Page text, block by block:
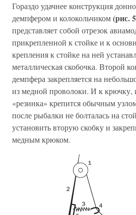
Гораздо удачнее конструкция
демпфером и колокольчиком(рис.
представляет собой отрезок
прикрепленной к стойке и к
крепления к стойке на ней
металлическая скобочка. Второй
демпфера закрепляется на
из медной проволоки. И к крючку,
«резинка» крепится обычным
после рыбалки не болталась на
установить вторую скобку и
медным крюком.